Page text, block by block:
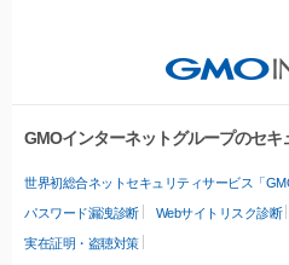
GMOインターネットグループのセキ
世界初総合ネットセキュリティサービス「
パスワード漏洩診断 Webサイトリスク診断
実在証明・盗聴対策